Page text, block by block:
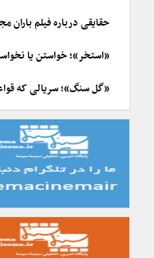
حقایقی درباره فیلم باران
«استخر»؛ خواستن یا
«گل سنگ»؛ سریالی که